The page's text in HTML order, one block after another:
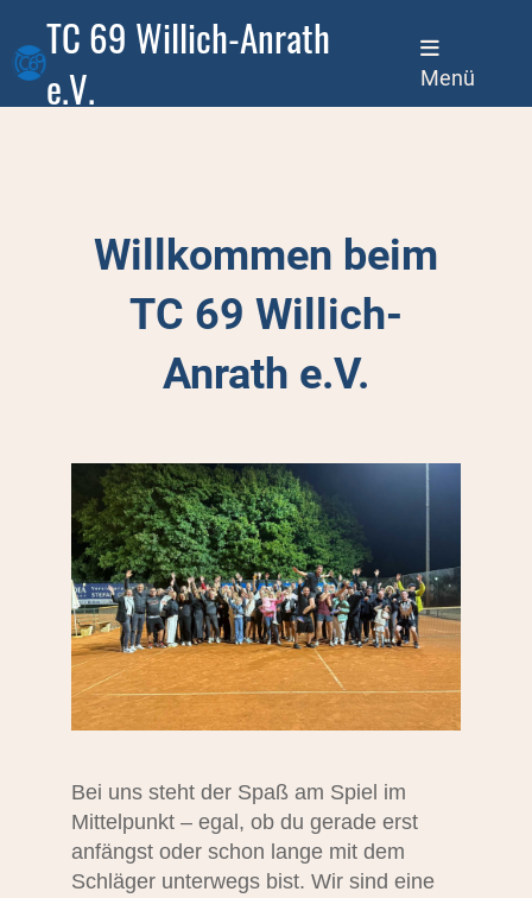
TC 69 Willich-Anrath
e.V.
Menü
Willkommen beim
TC 69 Willich-
Anrath e.V.
Bei uns steht der Spaß am Spiel im
Mittelpunkt – egal, ob du gerade erst
anfängst oder schon lange mit dem
Schläger unterwegs bist. Wir sind eine